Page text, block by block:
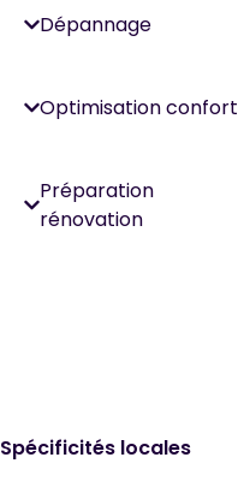
Dépannage
Optimisation confort
Préparation
rénovation
Spécificités locales